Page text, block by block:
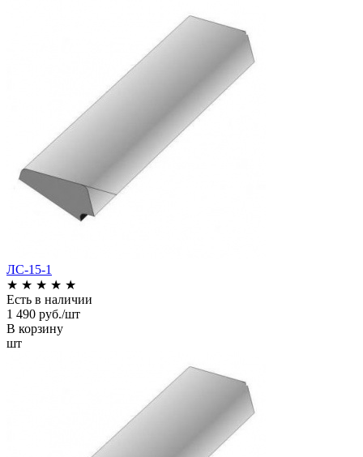
ЛС-15-1
★ ★ ★ ★ ★
Есть в наличии
1 490 руб./шт
В корзину
шт